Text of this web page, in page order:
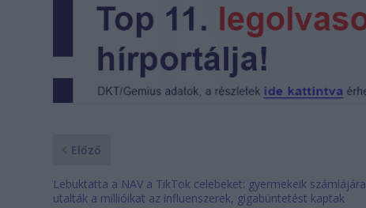
Előző
Lebuktatta a NAV a TikTok celebeket: gyermekeik számlájára
utalták a millióikat az influenszerek, gigabüntetést kaptak